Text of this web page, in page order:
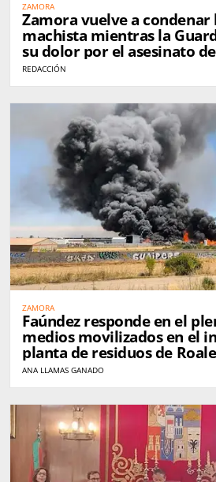
ZAMORA
Zamora vuelve a condenar
machista mientras la
su dolor por el asesinato
REDACCIÓN
ZAMORA
Faúndez responde en el
medios movilizados en el
planta de residuos de
ANA LLAMAS GANADO